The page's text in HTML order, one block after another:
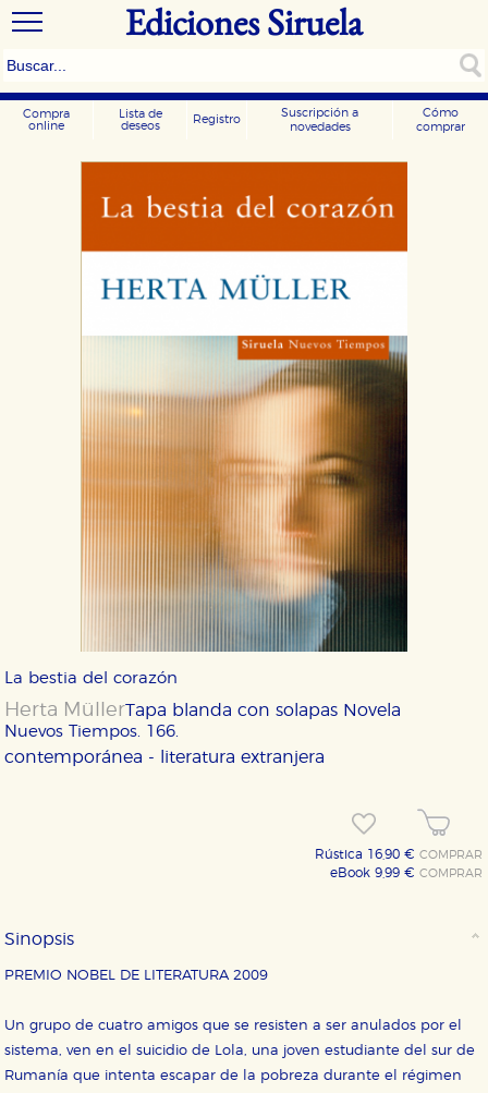
Ediciones Siruela
Compra
online
Lista de
deseos
Registro
Suscripción a
novedades
Cómo
comprar
La bestia del corazón
Herta Müller
Nuevos Tiempos. 166.
Tapa blanda con solapas Novela
contemporánea - literatura extranjera
Rústica 16,90 €COMPRAR
eBook 9,99 €COMPRAR
Sinopsis
PREMIO NOBEL DE LITERATURA 2009
Un grupo de cuatro amigos que se resisten a ser anulados por el
sistema, ven en el suicidio de Lola, una joven estudiante del sur de
Rumanía que intenta escapar de la pobreza durante el régimen